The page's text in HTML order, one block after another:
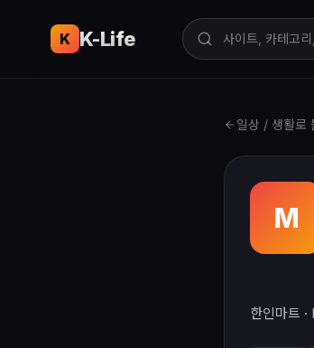
K K-Life
일상 / 생활로
M
한인마트